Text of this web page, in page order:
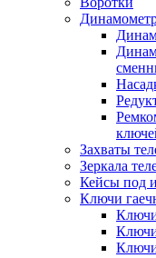
Захваты
Зеркала
Кейсы под
Ключи